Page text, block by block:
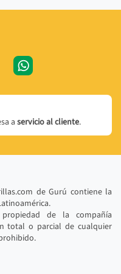
aservicio al cliente.
de Gurú contiene la
de la compañía
total o parcial de cualquier